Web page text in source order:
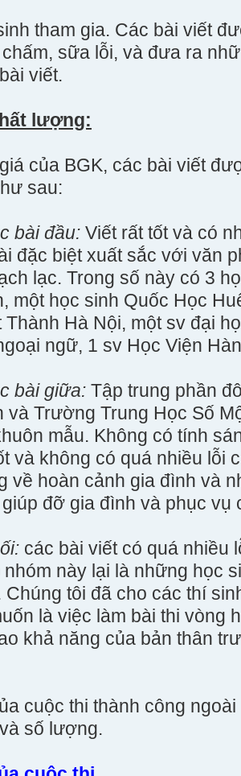
tham gia. Các bài viết
sữa lỗi, và đưa ra
viết.
lượng:
của BGK, các bài viết
sau:
bài đầu: Viết rất tốt và có
đặc biệt xuất sắc với văn
lạc. Trong số này có 3
một học sinh Quốc Học
Thành Hà Nội, một sv đại
ngữ, 1 sv Học Viện
bài giữa: Tập trung phần
và Trường Trung Học Số
mẫu. Không có tính
và không có quá nhiều lỗi
về hoàn cảnh gia đình và
đỡ gia đình và phục vụ
các bài viết có quá nhiều
nhóm này lại là những học
Chúng tôi đã cho các thí
là việc làm bài thi vòng
khả năng của bản thân
cuộc thi thành công
số lượng.